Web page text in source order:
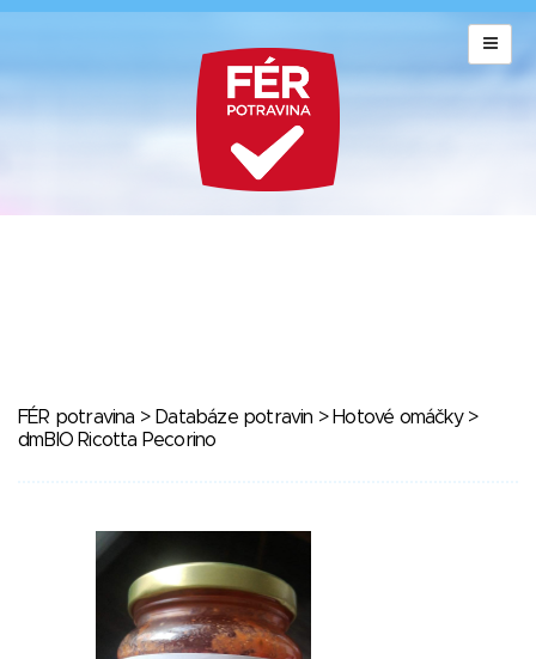
FÉR potravina > Databáze potravin > Hotové omáčky>
dmBIO Ricotta Pecorino